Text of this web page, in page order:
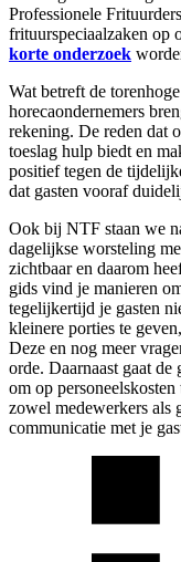
Professionele
frituurspeciaalzaken op
korte onderzoek
Wat betreft de
horecaondernemers
rekening. De reden dat
toeslag hulp biedt en
positief tegen de
dat gasten vooraf
Ook bij NTF staan we
dagelijkse worsteling
zichtbaar en daarom
gids vind je manieren
tegelijkertijd je gasten
kleinere porties te
Deze en nog meer
orde. Daarnaast gaat
om op personeelskosten
zowel medewerkers als
communicatie met je